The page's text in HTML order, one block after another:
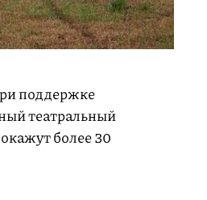
поддержке
театральный
более 30